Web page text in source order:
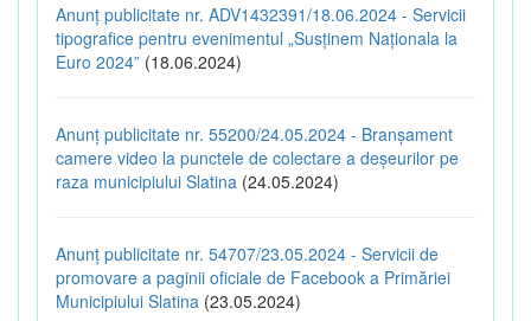
Anunț publicitate nr. ADV1432391/18.06.2024 - Servicii
tipografice pentru evenimentul „Susținem Naționala la
Euro 2024” (18.06.2024)
Anunț publicitate nr. 55200/24.05.2024 - Branșament
camere video la punctele de colectare a deșeurilor pe
raza municipiului Slatina (24.05.2024)
Anunț publicitate nr. 54707/23.05.2024 - Servicii de
promovare a paginii oficiale de Facebook a Primăriei
Municipiului Slatina (23.05.2024)